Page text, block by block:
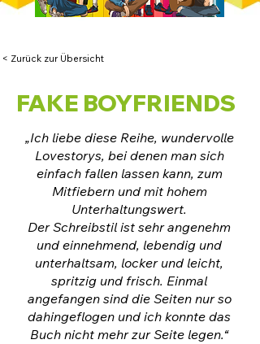
< Zurück zur Übersicht
FAKE BOYFRIENDS
„Ich liebe diese Reihe, wundervolle
Lovestorys, bei denen man sich
einfach fallen lassen kann, zum
Mitfiebern und mit hohem
Unterhaltungswert.
Der Schreibstil ist sehr angenehm
und einnehmend, lebendig und
unterhaltsam, locker und leicht,
spritzig und frisch. Einmal
angefangen sind die Seiten nur so
dahingeflogen und ich konnte das
Buch nicht mehr zur Seite legen.“